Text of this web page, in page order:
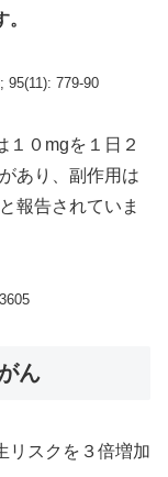
95(11): 779-90
１０mgを１日２
あり、副作用は
報告されていま
ん
リスクを３倍増加